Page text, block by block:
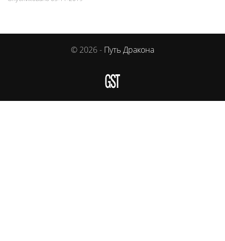
© 2026 - Путь Дракона